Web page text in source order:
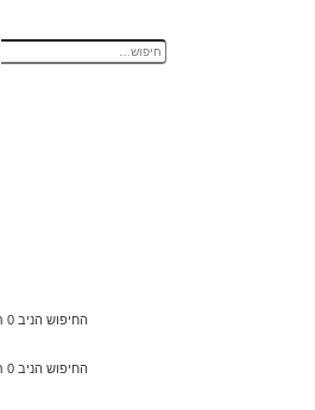
החיפוש הניב 0 תוצאות • דף
החיפוש הניב 0 תוצאות • דף